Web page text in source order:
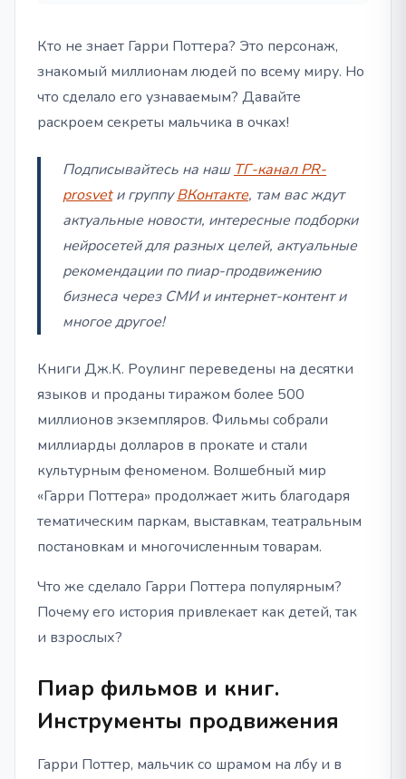
Кто не знает Гарри Поттера? Это персонаж,
знакомый миллионам людей по всему миру. Но
что сделало его узнаваемым? Давайте
раскроем секреты мальчика в очках!
Подписывайтесь на наш ТГ-канал PR-
prosvetи группуВКонтакте, там вас ждут
актуальные новости, интересные подборки
нейросетей для разных целей, актуальные
рекомендации по пиар-продвижению
бизнеса через СМИ и интернет-контент и
многое другое!
Книги Дж.К. Роулинг переведены на десятки
языков и проданы тиражом более 500
миллионов экземпляров. Фильмы собрали
миллиарды долларов в прокате и стали
культурным феноменом. Волшебный мир
«Гарри Поттера» продолжает жить благодаря
тематическим паркам, выставкам, театральным
постановкам и многочисленным товарам.
Что же сделало Гарри Поттера популярным?
Почему его история привлекает как детей, так
и взрослых?
Пиар фильмов и книг.
Инструменты продвижения
Гарри Поттер, мальчик со шрамом на лбу и в